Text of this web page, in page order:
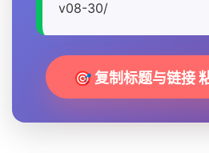
v08-30/
🎯 复制标题与链接